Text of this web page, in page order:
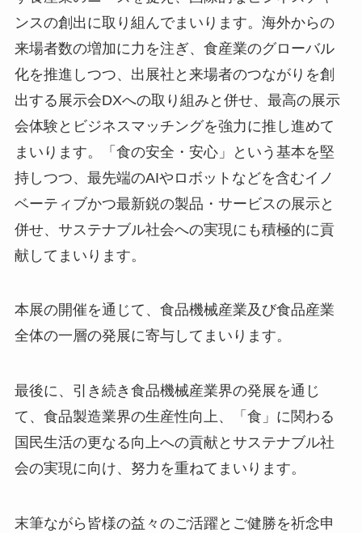
ンスの創出に取り組んでまいります。海外からの
来場者数の増加に力を注ぎ、食産業のグローバル
化を推進しつつ、出展社と来場者のつながりを創
出する展示会DXへの取り組みと併せ、最高の展示
会体験とビジネスマッチングを強力に推し進めて
まいります。「食の安全・安心」という基本を堅
持しつつ、最先端のAIやロボットなどを含むイノ
ベーティブかつ最新鋭の製品・サービスの展示と
併せ、サステナブル社会への実現にも積極的に貢
献してまいります。
本展の開催を通じて、食品機械産業及び食品産業
全体の一層の発展に寄与してまいります。
最後に、引き続き食品機械産業界の発展を通じ
て、食品製造業界の生産性向上、「食」に関わる
国民生活の更なる向上への貢献とサステナブル社
会の実現に向け、努力を重ねてまいります。
末筆ながら皆様の益々のご活躍とご健勝を祈念申